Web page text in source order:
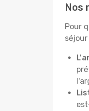
Nos
Pour
séjour